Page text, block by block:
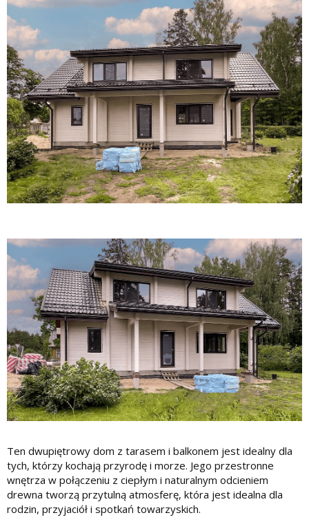
Ten dwupiętrowy dom z tarasem i balkonem jest idealny dla
tych, którzy kochają przyrodę i morze. Jego przestronne
wnętrza w połączeniu z ciepłym i naturalnym odcieniem
drewna tworzą przytulną atmosferę, która jest idealna dla
rodzin, przyjaciół i spotkań towarzyskich.